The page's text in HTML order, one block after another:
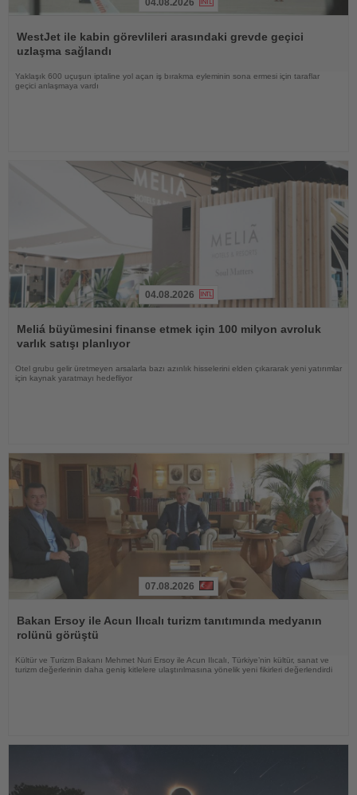
Oku
04.08.2026
WestJet ile kabin görevlileri arasındaki grevde geçici
uzlaşma sağlandı
Yaklaşık 600 uçuşun iptaline yol açan iş bırakma eyleminin sona ermesi için taraflar
geçici anlaşmaya vardı
Oku
04.08.2026
Meliá büyümesini finanse etmek için 100 milyon avroluk
varlık satışı planlıyor
Otel grubu gelir üretmeyen arsalarla bazı azınlık hisselerini elden çıkararak yeni yatırımlar
için kaynak yaratmayı hedefliyor
Oku
07.08.2026
Bakan Ersoy ile Acun Ilıcalı turizm tanıtımında medyanın
rolünü görüştü
Kültür ve Turizm Bakanı Mehmet Nuri Ersoy ile Acun Ilıcalı, Türkiye’nin kültür, sanat ve
turizm değerlerinin daha geniş kitlelere ulaştırılmasına yönelik yeni fikirleri değerlendirdi